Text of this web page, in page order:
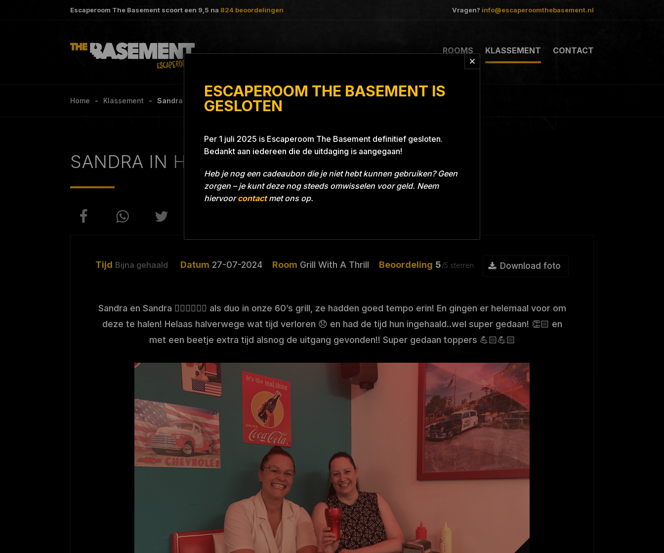
ESCAPEROOM THE BASEMENT IS
GESLOTEN
Per 1 juli 2025 is Escaperoom The Basement definitief gesloten.
Bedankt aan iedereen die de uitdaging is aangegaan!
Heb je nog een cadeaubon die je niet hebt kunnen gebruiken? Geen
zorgen – je kunt deze nog steeds omwisselen voor geld. Neem
hiervoorcontactmet ons op.
Escaperoom The Basement scoort een 9,5 na 824 beoordelingen Vragen? info@escaperoomthebasement.nl
ROOMS KLASSEMENT CONTACT
Home Klassement Sandra in het kwadraat Grill With A Thrill
SANDRA IN HET KWADRAAT
Tijd Bijna gehaald Datum 27-07-2024 Room Grill With A Thrill Beoordeling 5/5 sterren Download foto
Sandra en Sandra 🕵🏼‍♀️🕵🏼‍♀️ als duo in onze 60’s grill, ze hadden goed tempo erin! En gingen er helemaal voor om
deze te halen! Helaas halverwege wat tijd verloren 😞 en had de tijd hun ingehaald..wel super gedaan! 👏🏻 en
met een beetje extra tijd alsnog de uitgang gevonden!! Super gedaan toppers 💪🏻💪🏻